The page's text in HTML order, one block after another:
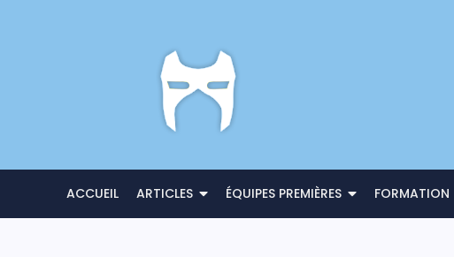
ACCUEIL ARTICLES ÉQUIPES PREMIÈRES FORMATION